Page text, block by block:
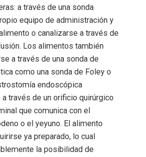
a través de una sonda
equipo de administración y
o canalizarse a través de
Los alimentos también
a través de una sonda de
como una sonda de Foley o
endoscópica
a través de un orificio quirúrgico
que comunica con el
o el yeyuno. El alimento
ya preparado, lo cual
la posibilidad de